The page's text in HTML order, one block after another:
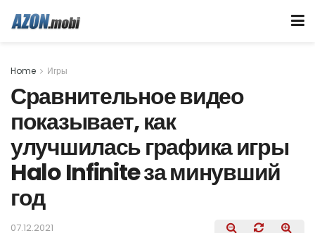
Home Игры
Сравнительное видео
показывает, как
улучшилась графика игры
Halo Infinite за минувший
год
07.12.2021